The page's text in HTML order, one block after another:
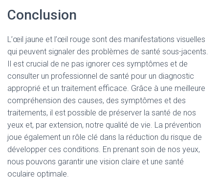
Conclusion
L’œil jaune et l’œil rouge sont des manifestations visuelles
qui peuvent signaler des problèmes de santé sous-jacents.
Il est crucial de ne pas ignorer ces symptômes et de
consulter un professionnel de santé pour un diagnostic
approprié et un traitement efficace. Grâce à une meilleure
compréhension des causes, des symptômes et des
traitements, il est possible de préserver la santé de nos
yeux et, par extension, notre qualité de vie. La prévention
joue également un rôle clé dans la réduction du risque de
développer ces conditions. En prenant soin de nos yeux,
nous pouvons garantir une vision claire et une santé
oculaire optimale.